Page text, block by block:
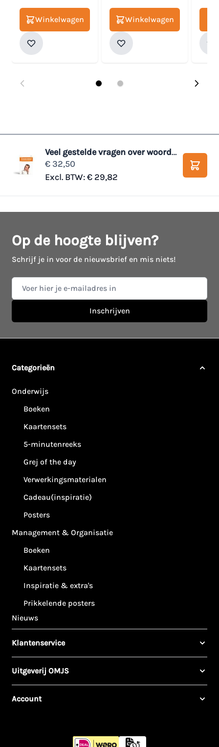
Winkelwagen Winkelwagen
Veel gestelde vragen over woordenschatonderwijs
€ 32,50
Excl. BTW:€ 29,82
Op de hoogte blijven?
Schrijf je in voor de nieuwsbrief en mis niets!
E-mail adres
Inschrijven
Categorieën
Onderwijs
Boeken
Kaartensets
5-minutenreeks
Grej of the day
Verwerkingsmaterialen
Cadeau(inspiratie)
Posters
Management & Organisatie
Boeken
Kaartensets
Inspiratie & extra's
Prikkelende posters
Nieuws
Klantenservice
Uitgeverij OMJS
Account